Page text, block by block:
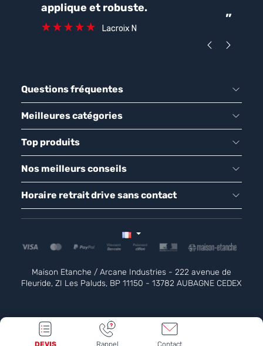
”
applique et robuste.
Lacroix N
Questions fréquentes
Meilleures catégories
Top produits
Nos meilleurs conseils
Horaire retrait drive sans contact
Maison Etanche / Arcane Industries - 222 avenue de
Fleuride, ZI Les Paluds, BP 11150 - 13782 AUBAGNE CEDEX
DEVIS Rappel Contact